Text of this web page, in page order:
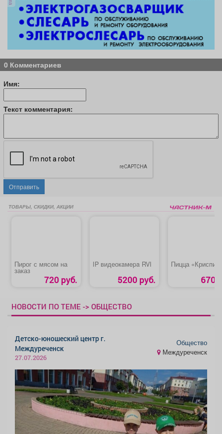
0 Комментариев
Имя:
Текст комментария:
Отправить
ТОВАРЫ, СКИДКИ, АКЦИИ
Пирог с мясом на
заказ
720 руб.
IP видеокaмepa RVI
5200 руб.
Пицца «Криспи»
670
НОВОСТИ ПО ТЕМЕ -> ОБЩЕСТВО
Детско-юношеский центр г.
Междуреченск
27.07.2026
Общество
Междуреченск